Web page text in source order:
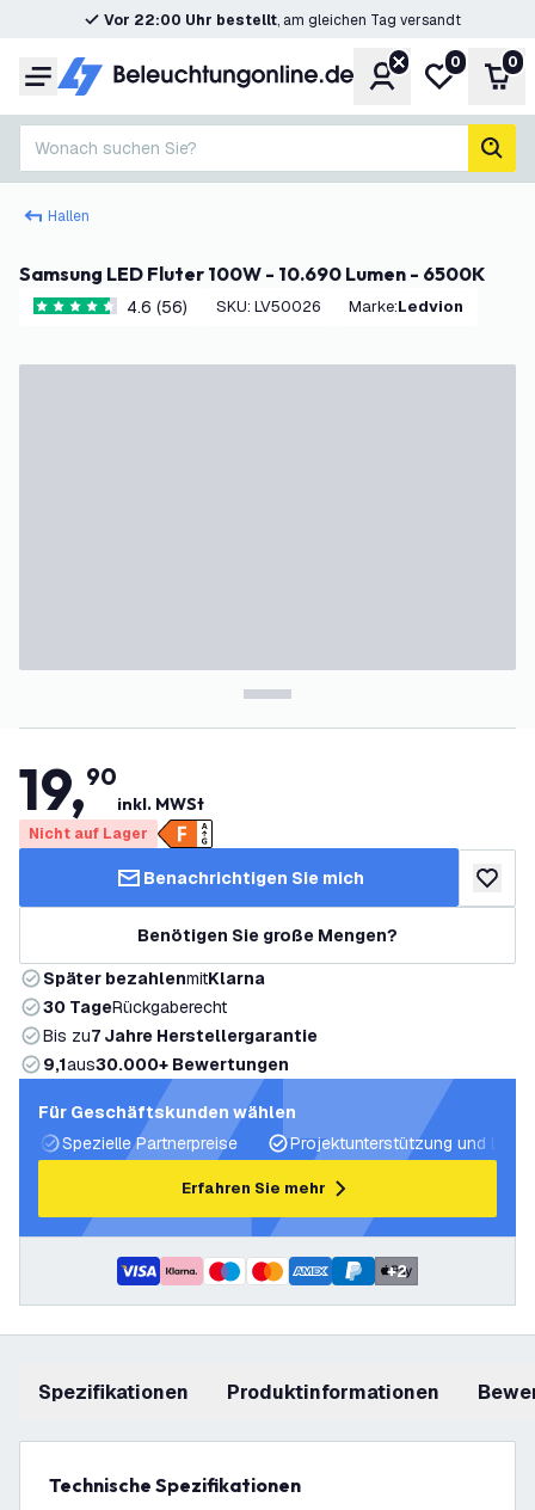
Vor 22:00 Uhr bestellt, am gleichen Tag versandt
Menü KontoMeine
0 0
Wonach suchen Sie?
Hallen
Samsung LED Fluter 100W - 10.690 Lumen - 6500K
4.6 Bewertungssterne
4.6 (56) SKU: LV50026 Marke: Ledvion
19,90
inkl. MWSt
Nicht auf Lager
Benachrichtigen Sie mich zur
Benötigen Sie große Mengen?
Später bezahlenmitKlarna
30 TageRückgaberecht
Bis zu7 Jahre Herstellergarantie
9,1aus30.000+ Bewertungen
Für Geschäftskunden wählen
Spezielle Partnerpreise
Projektunterstützung und
Erfahren Sie mehr
+2
Spezifikationen Produktinformationen
Technische Spezifikationen